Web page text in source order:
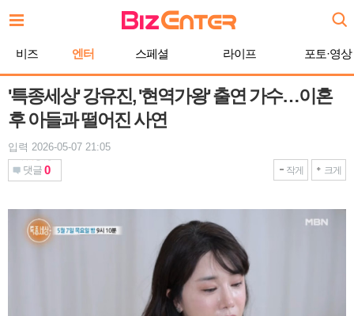
문
비즈 엔터 스페셜 라이프 포토·영상
'특종세상' 강유진, '현역가왕' 출연 가수…이혼
후 아들과 떨어진 사연
입력 2026-05-07 21:05
댓글 0 작게 크게